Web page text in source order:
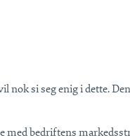
si seg enig i dette.
bedriftens